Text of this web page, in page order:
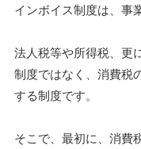
インボイス制度は、事
法人税等や所得税、更
制度ではなく、消費税
する制度です。
そこで、最初に、消費